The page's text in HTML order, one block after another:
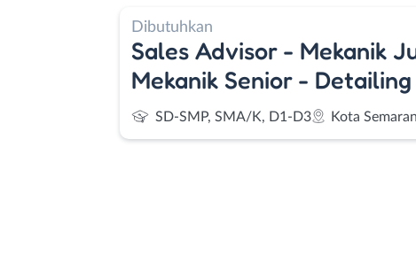
Dibutuhkan
Sales Advisor - Mekanik
Mekanik Senior -
SD-SMP, SMA/K, D1-D3 Kota